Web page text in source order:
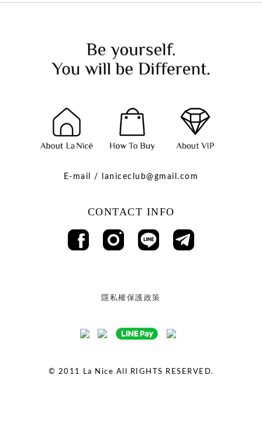
E-mail / laniceclub@gmail.com
CONTACT INFO
隱私權保護政策
© 2011 La Nice All RIGHTS RESERVED.